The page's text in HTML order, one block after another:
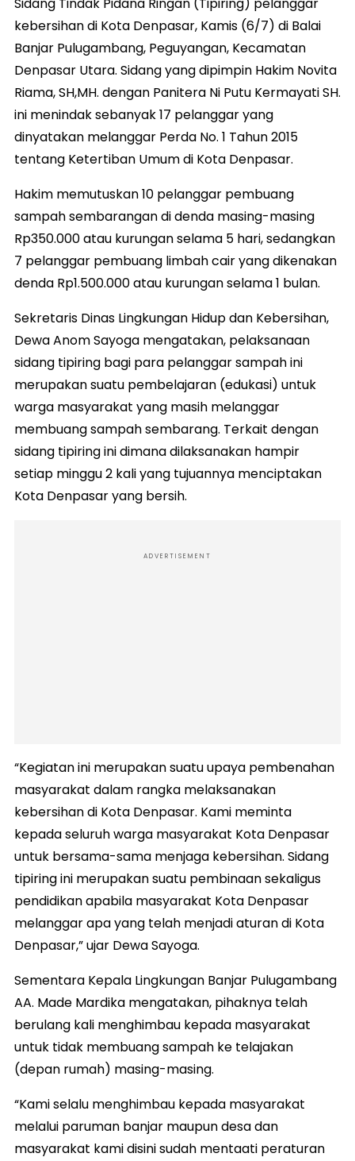
kebersihan di Kota Denpasar, Kamis (6/7) di Balai
Banjar Pulugambang, Peguyangan, Kecamatan
Denpasar Utara. Sidang yang dipimpin Hakim Novita
Riama, SH,MH. dengan Panitera Ni Putu Kermayati SH.
ini menindak sebanyak 17 pelanggar yang
dinyatakan melanggar Perda No. 1 Tahun 2015
tentang Ketertiban Umum di Kota Denpasar.
Hakim memutuskan 10 pelanggar pembuang
sampah sembarangan di denda masing-masing
Rp350.000 atau kurungan selama 5 hari, sedangkan
7 pelanggar pembuang limbah cair yang dikenakan
denda Rp1.500.000 atau kurungan selama 1 bulan.
Sekretaris Dinas Lingkungan Hidup dan Kebersihan,
Dewa Anom Sayoga mengatakan, pelaksanaan
sidang tipiring bagi para pelanggar sampah ini
merupakan suatu pembelajaran (edukasi) untuk
warga masyarakat yang masih melanggar
membuang sampah sembarang. Terkait dengan
sidang tipiring ini dimana dilaksanakan hampir
setiap minggu 2 kali yang tujuannya menciptakan
Kota Denpasar yang bersih.
ADVERTISEMENT
“Kegiatan ini merupakan suatu upaya pembenahan
masyarakat dalam rangka melaksanakan
kebersihan di Kota Denpasar. Kami meminta
kepada seluruh warga masyarakat Kota Denpasar
untuk bersama-sama menjaga kebersihan. Sidang
tipiring ini merupakan suatu pembinaan sekaligus
pendidikan apabila masyarakat Kota Denpasar
melanggar apa yang telah menjadi aturan di Kota
Denpasar,” ujar Dewa Sayoga.
Sementara Kepala Lingkungan Banjar Pulugambang
AA. Made Mardika mengatakan, pihaknya telah
berulang kali menghimbau kepada masyarakat
untuk tidak membuang sampah ke telajakan
(depan rumah) masing-masing.
“Kami selalu menghimbau kepada masyarakat
melalui paruman banjar maupun desa dan
masyarakat kami disini sudah mentaati peraturan